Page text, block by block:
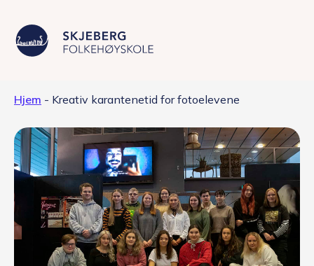
Livet på skolen
Skolen
Kontakt
Valgfag
Hjem - Kreativ karantenetid for fotoelevene